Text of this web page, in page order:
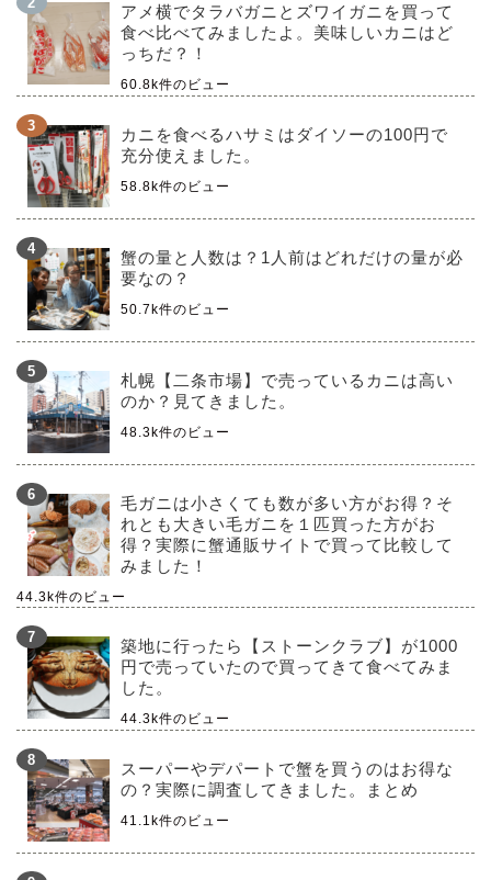
アメ横でタラバガニとズワイガニを買って
食べ比べてみましたよ。美味しいカニはど
っちだ？！
60.8k件のビュー
カニを食べるハサミはダイソーの100円で
充分使えました。
58.8k件のビュー
蟹の量と人数は？1人前はどれだけの量が必
要なの？
50.7k件のビュー
札幌【二条市場】で売っているカニは高い
のか？見てきました。
48.3k件のビュー
毛ガニは小さくても数が多い方がお得？そ
れとも大きい毛ガニを１匹買った方がお
得？実際に蟹通販サイトで買って比較して
みました！
44.3k件のビュー
築地に行ったら【ストーンクラブ】が1000
円で売っていたので買ってきて食べてみま
した。
44.3k件のビュー
スーパーやデパートで蟹を買うのはお得な
の？実際に調査してきました。まとめ
41.1k件のビュー